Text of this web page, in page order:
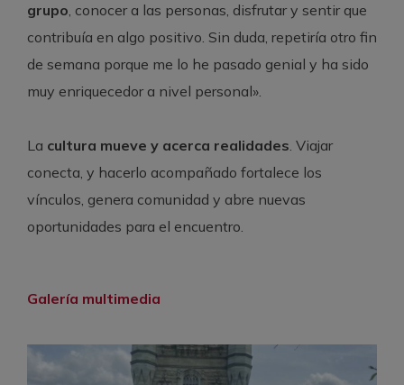
grupo, conocer a las personas, disfrutar y sentir que
contribuía en algo positivo. Sin duda, repetiría otro fin
de semana porque me lo he pasado genial y ha sido
muy enriquecedor a nivel personal».
La cultura mueve y acerca realidades. Viajar
conecta, y hacerlo acompañado fortalece los
vínculos, genera comunidad y abre nuevas
oportunidades para el encuentro.
Galería multimedia